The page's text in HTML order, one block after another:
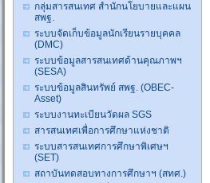
กลุ่มสารสนเทศ สำนักนโยบายและแผน
สพฐ.
ระบบจัดเก็บข้อมูลนักเรียนรายบุคคล
(DMC)
ระบบข้อมูลสารสนเทศด้านคุณภาพฯ
(SESA)
ระบบข้อมูลสินทรัพย์ สพฐ. (OBEC-
Asset)
ระบบงานทะเบียนวัดผล SGS
สารสนเทศเพื่อการศึกษาแห่งชาติ
ระบบสารสนเทศการศึกษาพิเศษฯ
(SET)
สถาบันทดสอบทางการศึกษาฯ (สทศ.)